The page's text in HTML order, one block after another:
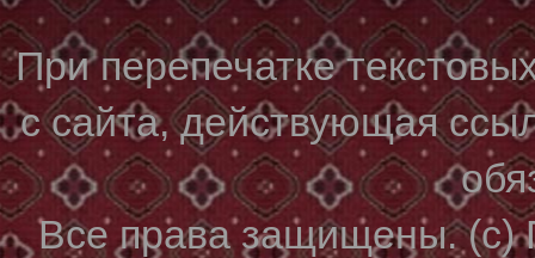
При перепечатке
с сайта, действующая
Все права защищены. (с)